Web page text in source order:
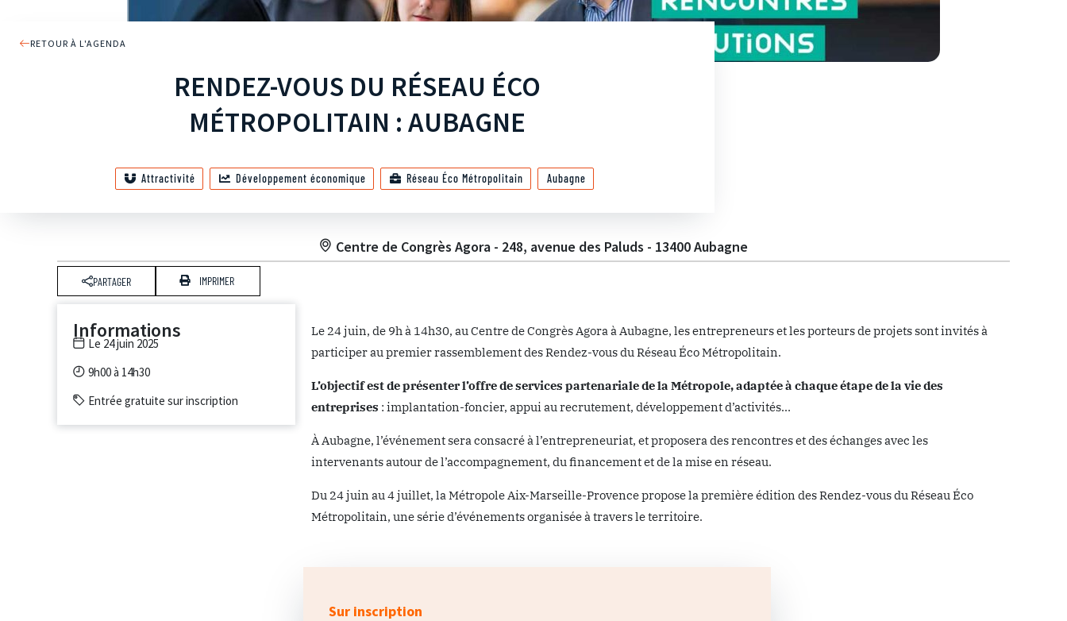
RETOUR À L'AGENDA
RENDEZ-VOUS DU RÉSEAU ÉCO
MÉTROPOLITAIN : AUBAGNE
Attractivité Développement économique Réseau Éco Métropolitain Aubagne
Centre de Congrès Agora - 248, avenue des Paluds - 13400 Aubagne
PARTAGER IMPRIMER
Informations
Le 24 juin 2025
9h00 à 14h30
Entrée gratuite sur inscription
Le 24 juin, de 9h à 14h30, au Centre de Congrès Agora à Aubagne, les entrepreneurs et les porteurs de projets sont invités à
participer au premier rassemblement des Rendez-vous du Réseau Éco Métropolitain.
L’objectif est de présenter l’offre de services partenariale de la Métropole, adaptée à chaque étape de la vie des
entreprises : implantation-foncier, appui au recrutement, développement d’activités…
À Aubagne, l’événement sera consacré à l’entrepreneuriat, et proposera des rencontres et des échanges avec les
intervenants autour de l’accompagnement, du financement et de la mise en réseau.
Du 24 juin au 4 juillet, la Métropole Aix-Marseille-Provence propose la première édition des Rendez-vous du Réseau Éco
Métropolitain, une série d’événements organisée à travers le territoire.
Sur inscription